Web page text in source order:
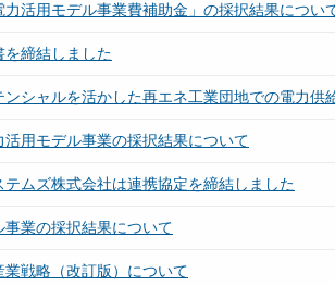
活用モデル事業費補助金」の採択結果につい
締結しました
ンシャルを活かした再エネ工業団地での電力
活用モデル事業の採択結果について
ムズ株式会社は連携協定を締結しました
業の採択結果について
戦略（改訂版）について